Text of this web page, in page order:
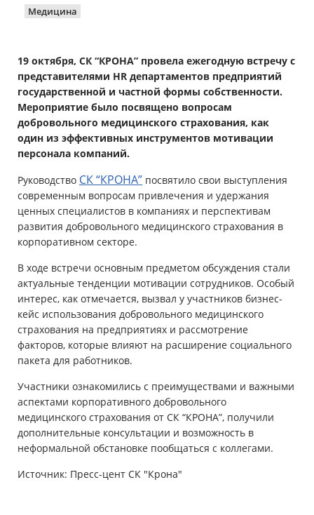
Имущество
Новости
Партнерская программа
Реферальная программа
Медицина
19 октября, СК “КРОНА” провела ежегодную встречу с
представителями HR департаментов предприятий
государственной и частной формы собственности.
Мероприятие было посвящено вопросам
добровольного медицинского страхования, как
один из эффективных инструментов мотивации
персонала компаний.
Руководство СК “КРОНА” посвятило свои выступления
современным вопросам привлечения и удержания
ценных специалистов в компаниях и перспективам
развития добровольного медицинского страхования в
корпоративном секторе.
В ходе встречи основным предметом обсуждения стали
актуальные тенденции мотивации сотрудников. Особый
интерес, как отмечается, вызвал у участников бизнес-
кейс использования добровольного медицинского
страхования на предприятиях и рассмотрение
факторов, которые влияют на расширение социального
пакета для работников.
Участники ознакомились с преимуществами и важными
аспектами корпоративного добровольного
медицинского страхования от СК “КРОНА”, получили
дополнительные консультации и возможность в
неформальной обстановке пообщаться с коллегами.
Источник: Пресс-цент СК "Крона"